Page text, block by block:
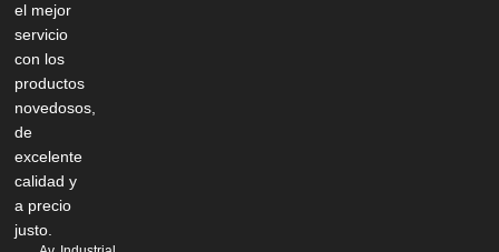
el mejor
servicio
con los
productos
novedosos,
de
excelente
calidad y
a precio
justo.